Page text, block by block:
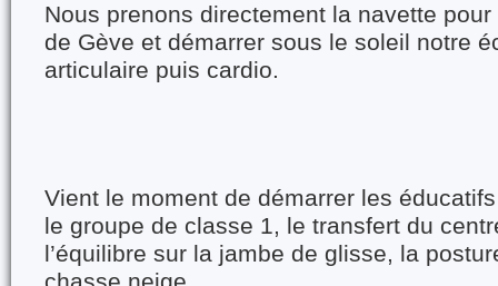
Nous prenons directement la navette
de Gève et démarrer sous le soleil notre
articulaire puis cardio.
Vient le moment de démarrer les
le groupe de classe 1, le transfert du
l’équilibre sur la jambe de glisse, la